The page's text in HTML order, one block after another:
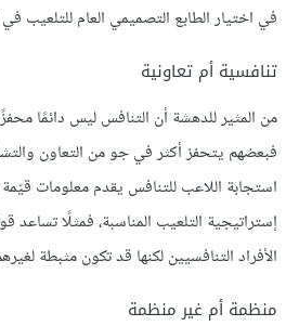
في اختيار الطابع التصميمي العام للتلعيب
تنافسية أم تعاونية
من المثير للدهشة أن التنافس ليس دائمًا
فبعضهم يتحفز أكثر في جو من التعاون
استجابة اللاعب للتنافس يقدم معلومات
إستراتيجية التلعيب المناسبة، فمثلًا تساعد
الأفراد التنافسيين لكنها قد تكون مثبطة
منظمة أم غير منظمة